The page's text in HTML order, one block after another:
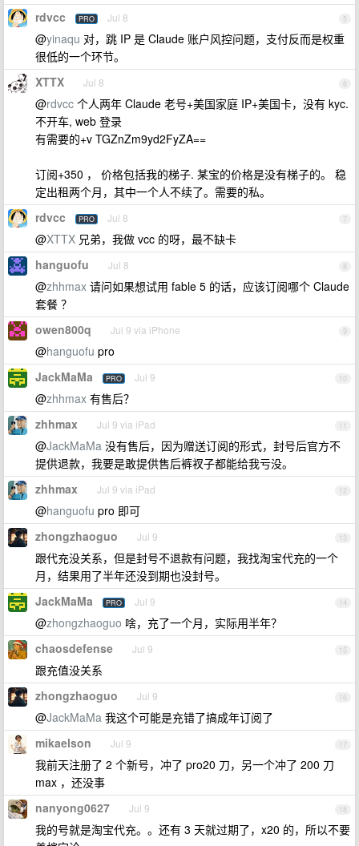
5
rdvcc PRO Jul 8
@yinaqu 对，跳 IP 是 Claude 账户风控问题，支付反而是权重
很低的一个环节。
6
XTTX Jul 8
@rdvcc 个人两年 Claude 老号+美国家庭 IP+美国卡，没有 kyc.
不开车, web 登录
有需要的+v TGZnZm9yd2FyZA==
订阅+350 ， 价格包括我的梯子. 某宝的价格是没有梯子的。 稳
定出租两个月，其中一个人不续了。需要的私。
7
rdvcc PRO Jul 8
@XTTX 兄弟，我做 vcc 的呀，最不缺卡
8
hanguofu Jul 8
@zhhmax 请问如果想试用 fable 5 的话，应该订阅哪个 Claude
套餐 ？
9
owen800q Jul 9 via iPhone
@hanguofu pro
10
JackMaMa PRO Jul 9
@zhhmax 有售后？
11
zhhmax Jul 9 via iPad
@JackMaMa 没有售后，因为赠送订阅的形式，封号后官方不
提供退款，我要是敢提供售后裤衩子都能给我亏没。
12
zhhmax Jul 9 via iPad
@hanguofu pro 即可
13
zhongzhaoguo Jul 9
跟代充没关系，但是封号不退款有问题，我找淘宝代充的一个
月，结果用了半年还没到期也没封号。
14
JackMaMa PRO Jul 9
@zhongzhaoguo 啥，充了一个月，实际用半年？
15
chaosdefense Jul 9
跟充值没关系
16
zhongzhaoguo Jul 9
@JackMaMa 我这个可能是充错了搞成年订阅了
17
mikaelson Jul 9
我前天注册了 2 个新号，冲了 pro20 刀，另一个冲了 200 刀
max ，还没事
18
nanyong0627 Jul 9
我的号就是淘宝代充。。还有 3 天就过期了，x20 的，所以不要